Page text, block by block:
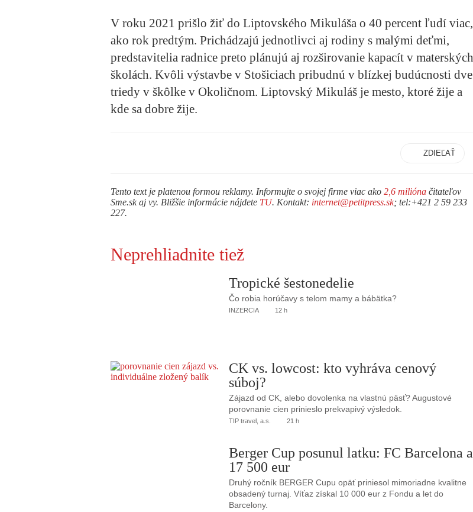
V roku 2021 prišlo žiť do Liptovského Mikuláša o 40 percent ľudí viac,
ako rok predtým. Prichádzajú jednotlivci aj rodiny s malými deťmi,
predstavitelia radnice preto plánujú aj rozširovanie kapacít v materských
školách. Kvôli výstavbe v Stošiciach pribudnú v blízkej budúcnosti dve
triedy v škôlke v Okoličnom. Liptovský Mikuláš je mesto, ktoré žije a
kde sa dobre žije.
ZDIEĽAŤ
Tento text je platenou formou reklamy. Informujte o svojej firme viac ako 2,6 milióna čitateľov
Sme.sk aj vy. Bližšie informácie nájdete TU. Kontakt: internet@petitpress.sk; tel:+421 2 59 233
227.
Neprehliadnite tiež
Tropické šestonedelie
Čo robia horúčavy s telom mamy a bábätka?
INZERCIA 12 h
CK vs. lowcost: kto vyhráva cenový
súboj?
Zájazd od CK, alebo dovolenka na vlastnú päsť? Augustové
porovnanie cien prinieslo prekvapivý výsledok.
TIP travel, a.s. 21 h
Berger Cup posunul latku: FC Barcelona a
17 500 eur
Druhý ročník BERGER Cupu opäť priniesol mimoriadne kvalitne
obsadený turnaj. Víťaz získal 10 000 eur z Fondu a let do
Barcelony.